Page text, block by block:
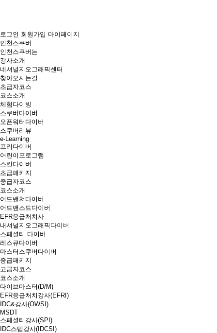
로그인 회원가입 마이페이지
인천스쿠버
인천스쿠버는
강사소개
네셔널지오그래픽센터
찾아오시는길
초급자코스
코스소개
체험다이빙
스쿠버다이버
오픈워터다이버
스쿠버리뷰
e-Learning
프리다이버
어린이프로그램
스킨다이버
초급패키지
중급자코스
코스소개
어드밴쳐다이버
어드밴스드다이버
EFR응급처치사
내셔널지오그래픽다이버
스페셜티 다이버
레스큐다이버
마스터스쿠버다이버
중급패키지
고급자코스
코스소개
다이브마스터(D/M)
EFR응급처치강사(EFRI)
IDC&강사(OWSI)
MSDT
스페셜티강사(SPI)
IDC스텝강사(IDCSI)